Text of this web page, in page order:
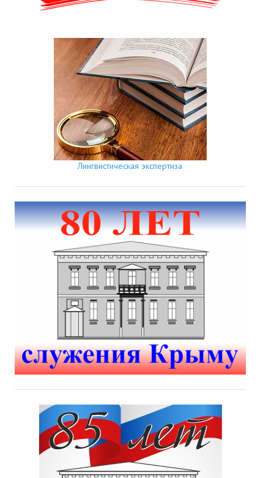
Лингвистическая экспертиза